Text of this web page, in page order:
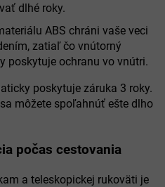
dlhé roky.
ABS chráni vaše veci
zatiaľ čo vnútorný
poskytuje ochranu vo vnútri.
poskytuje záruka 3 roky.
môžete spoľahnúť ešte dlho
počas cestovania
a teleskopickej rukoväti je